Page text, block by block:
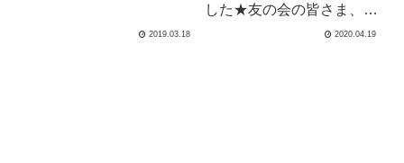
2019.03.18
した★友の会の皆さま、お
部屋で何着てる？40代のオ
2020.04.19